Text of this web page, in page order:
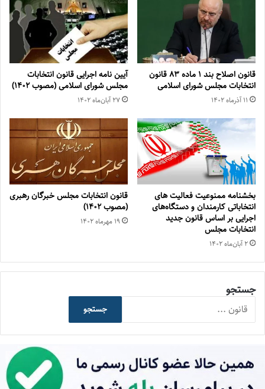
قانون اصلاح بند ۱ ماده ۸۳ قانون
انتخابات مجلس شورای اسلامی
۱۱ آذر‌ماه ۱۴۰۲
آیین نامه اجرایی قانون انتخابات
مجلس شورای اسلامی (مصوب ۱۴۰۲)
۲۷ آبان‌ماه ۱۴۰۲
بخشنامه ممنوعیت فعالیت های
انتخاباتی کارمندان و دستگاه‌های
اجرایی بر اساس قانون جدید
انتخابات مجلس
۲ آبان‌ماه ۱۴۰۲
قانون انتخابات مجلس خبرگان رهبری
(مصوب ۱۴۰۲)
۱۹ مهر‌ماه ۱۴۰۲
جستجو
جستجو